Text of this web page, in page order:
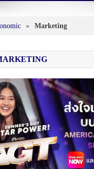
» Marketing